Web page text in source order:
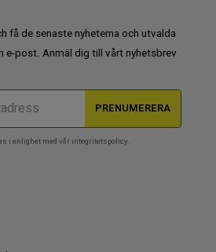
få de senaste nyheterna och utvalda
e-post. Anmäl dig till vårt nyhetsbrev
PRENUMERERA
i enlighet med vår integritetspolicy.